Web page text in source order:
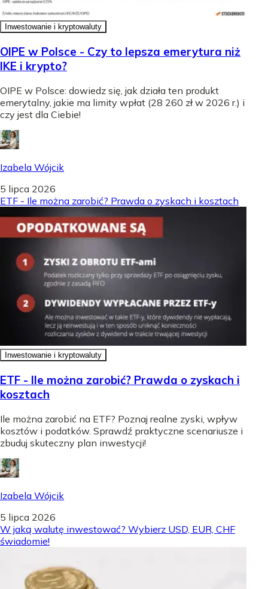
Inwestowanie i kryptowaluty
OIPE w Polsce - Czy to lepsza emerytura niż
IKE i krypto?
OIPE w Polsce: dowiedz się, jak działa ten produkt
emerytalny, jakie ma limity wpłat (28 260 zł w 2026 r.) i
czy jest dla Ciebie!
Izabela Wójcik
5 lipca 2026
ETF - Ile można zarobić? Prawda o zyskach i kosztach
Inwestowanie i kryptowaluty
ETF - Ile można zarobić? Prawda o zyskach i
kosztach
Ile można zarobić na ETF? Poznaj realne zyski, wpływ
kosztów i podatków. Sprawdź praktyczne scenariusze i
zbuduj skuteczny plan inwestycji!
Izabela Wójcik
5 lipca 2026
W jaką walutę inwestować? Wybierz USD, EUR, CHF
świadomie!